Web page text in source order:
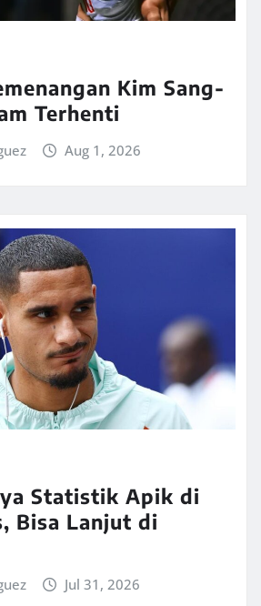
Kim Sang-
Terhenti
Aug 1, 2026
Statistik Apik di
Bisa Lanjut di
Jul 31, 2026